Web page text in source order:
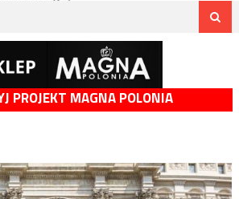
PROJEKT MAGNA POLONIA